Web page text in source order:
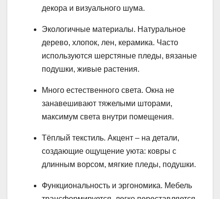
декора и визуального шума.
Экологичные материалы. Натуральное
дерево, хлопок, лен, керамика. Часто
используются шерстяные пледы, вязаные
подушки, живые растения.
Много естественного света. Окна не
занавешивают тяжелыми шторами,
максимум света внутри помещения.
Тёплый текстиль. Акцент – на детали,
создающие ощущение уюта: ковры с
длинным ворсом, мягкие пледы, подушки.
Функциональность и эргономика. Мебель